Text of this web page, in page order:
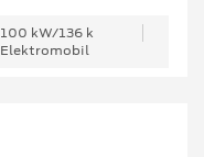
100 kW/136 k
Elektromobil